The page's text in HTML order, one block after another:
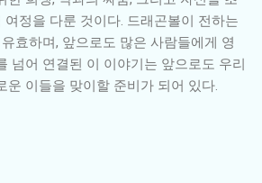
정을 다룬 것이다. 드래곤볼이 전하는
효하며, 앞으로도 많은 사람들에게 영
넘어 연결된 이 이야기는 앞으로도 우리
운 이들을 맞이할 준비가 되어 있다.